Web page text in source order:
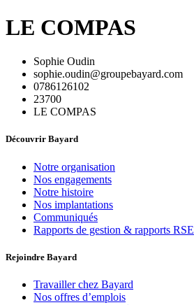
LE COMPAS
Sophie Oudin
sophie.oudin@groupebayard.com
0786126102
23700
LE COMPAS
Découvrir Bayard
Notre organisation
Nos engagements
Notre histoire
Nos implantations
Communiqués
Rapports de gestion & rapports RSE
Rejoindre Bayard
Travailler chez Bayard
Nos offres d’emplois